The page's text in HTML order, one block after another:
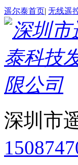
遥尔泰首页| 无线遥
深圳市